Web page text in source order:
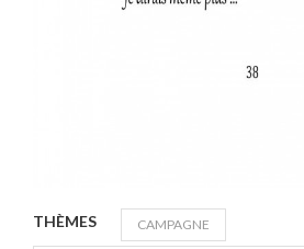
THÈMES CAMPAGNE